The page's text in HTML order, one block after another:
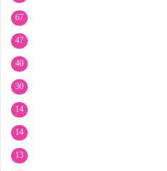
67
47
40
30
14
14
13